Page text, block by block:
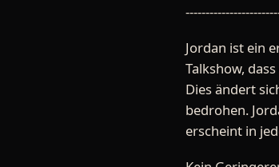
Jordan ist ein
Talkshow,
Dies ändert
bedrohen.
erscheint in